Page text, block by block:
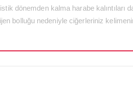
dönemden kalma harabe kalıntıları
bolluğu nedeniyle ciğerleriniz